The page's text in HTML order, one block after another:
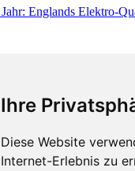
Ihre
Diese Website
Internet-Erlebnis zu